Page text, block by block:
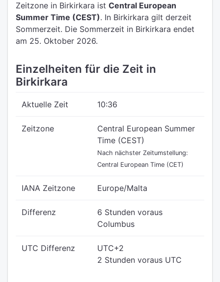
Zeitzone in Birkirkara ist Central European
Summer Time (CEST). In Birkirkara gilt derzeit
Sommerzeit. Die Sommerzeit in Birkirkara endet
am 25. Oktober 2026.
Einzelheiten für die Zeit in
Birkirkara
Aktuelle Zeit 10:36
Zeitzone
Central European Summer
Time (CEST)
Nach nächster Zeitumstellung:
Central European Time (CET)
IANA Zeitzone Europe/Malta
Differenz
6 Stunden voraus
Columbus
UTC Differenz
UTC+2
2 Stunden voraus UTC